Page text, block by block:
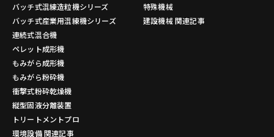
バッチ式混練造粒機シリーズ
バッチ式産業用混練機シリーズ
連続式混合機
ペレット成形機
もみがら成形機
もみがら粉砕機
衝撃式粉砕乾燥機
縦型固液分離装置
トリートメントプロ
環境設備 関連記事
特殊機械
建設機械 関連記事